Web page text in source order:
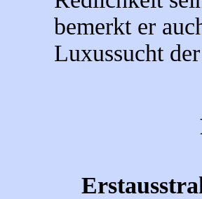
bemerkt er
Luxussucht